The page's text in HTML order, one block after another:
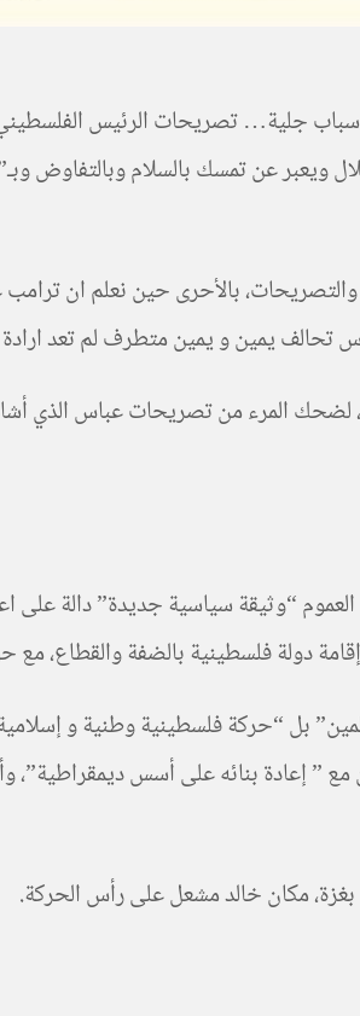
ويعبر عن تمسك بالسلام وبالتفاوض
بالأحرى حين نعلم ان ترامب
تحالف يمين و يمين متطرف لم تعد
لضحك المرء من تصريحات عباس
دولة فلسطينية بالضفة والقطاع، مع
بل “حركة فلسطينية وطنية و
” إعادة بنائه على أسس ديمقراطية”،
مكان خالد مشعل على رأس الحركة.